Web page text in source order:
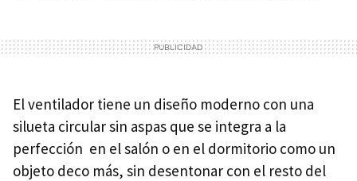
El ventilador tiene un diseño moderno con una
silueta circular sin aspas que se integra a la
perfección en el salón o en el dormitorio como un
objeto deco más, sin desentonar con el resto del